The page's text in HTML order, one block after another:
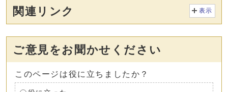
関連リンク 表示
ご意見をお聞かせください
このページは役に立ちましたか？